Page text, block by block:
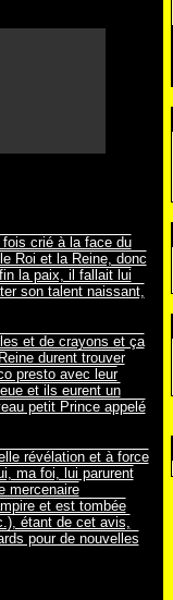
crié à la face du
Roi et la Reine, donc
la paix, il fallait lui
son talent naissant,
et de crayons et ça
durent trouver
presto avec leur
et ils eurent un
petit Prince appelé
révélation et à force
ma foi, lui parurent
mercenaire
et est tombée
étant de cet avis,
pour de nouvelles